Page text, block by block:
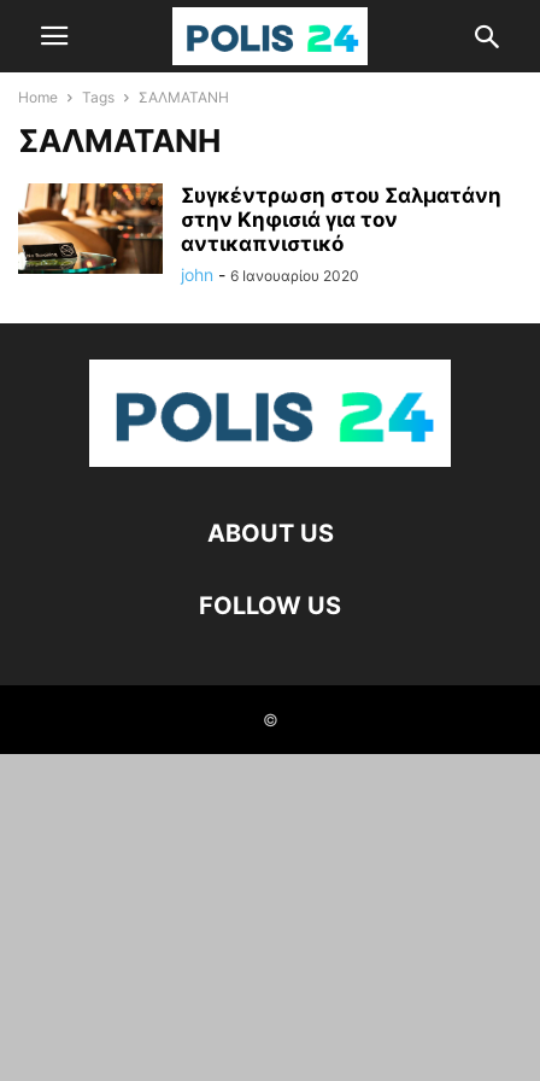
Home Tags ΣΑΛΜΑΤΑΝΗ
ΣΑΛΜΑΤΑΝΗ
Συγκέντρωση στου Σαλματάνη
στην Κηφισιά για τον
αντικαπνιστικό
john - 6 Ιανουαρίου 2020
ABOUT US
FOLLOW US
©